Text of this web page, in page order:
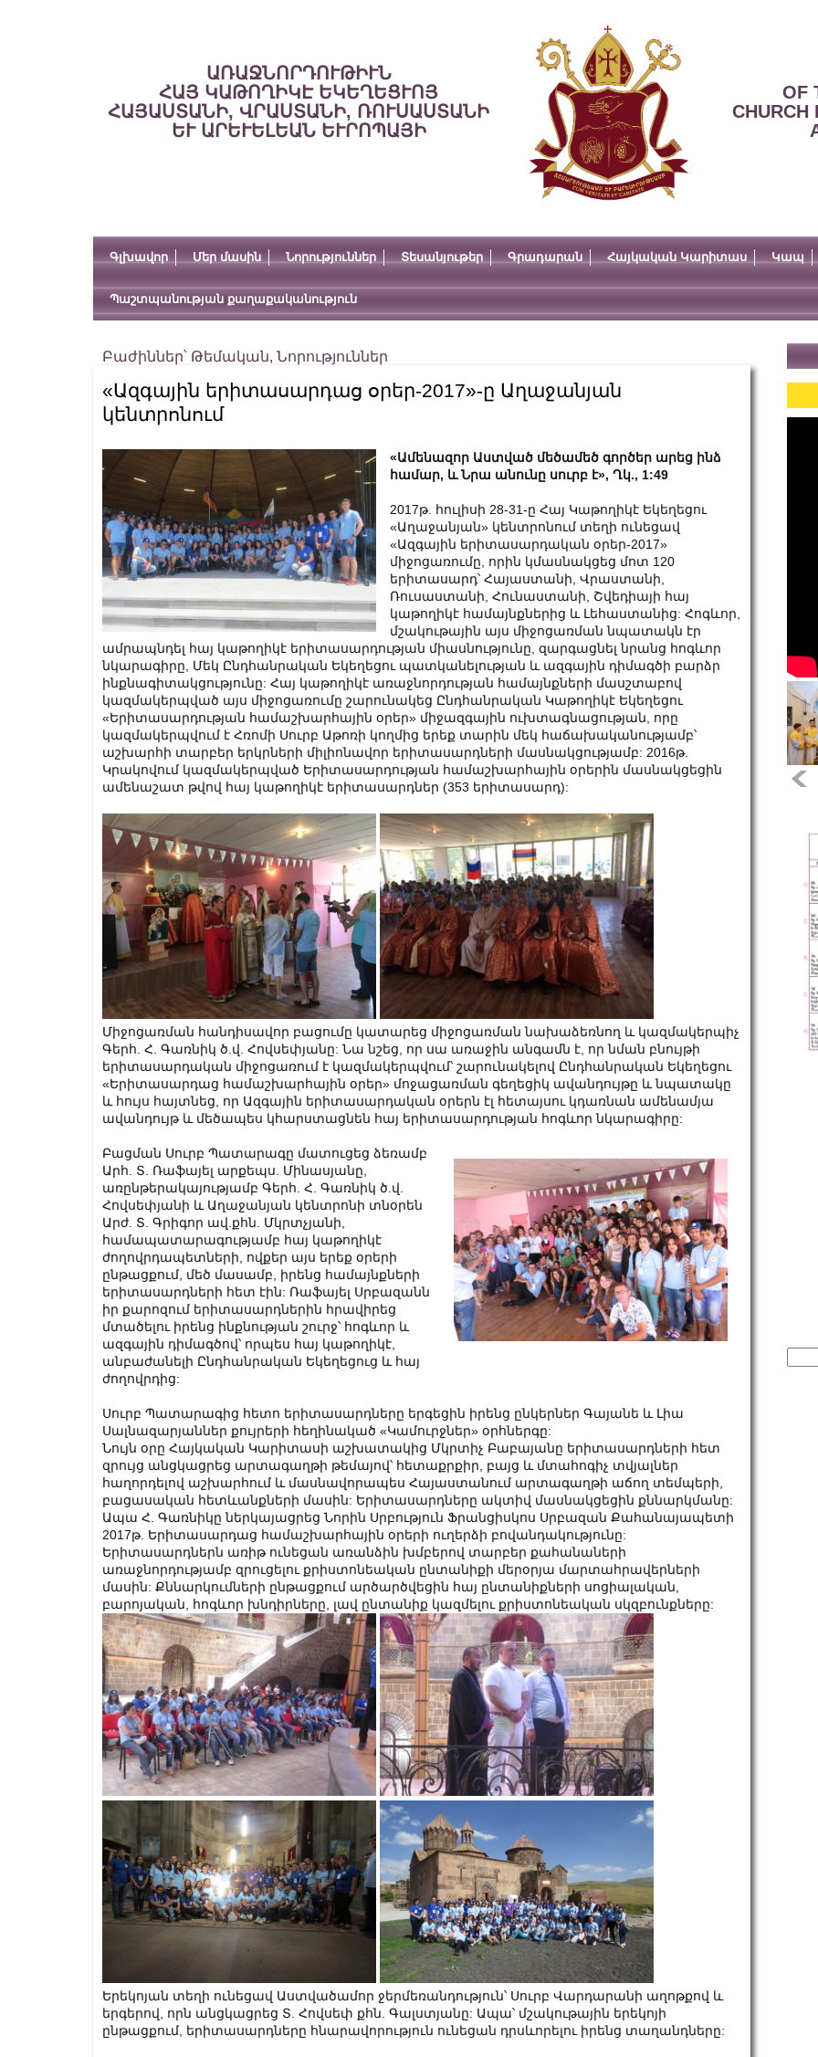
ԱՌԱՋՆՈՐԴՈՒԹԻՒՆ
ՀԱՅ ԿԱԹՈՂԻԿԷ ԵԿԵՂԵՑՒՈՅ
ՀԱՅԱՍՏԱՆԻ, ՎՐԱՍՏԱՆԻ, ՌՈՒՍԱՍՏԱՆԻ
ԵՒ ԱՐԵՒԵԼԵԱՆ ԵՒՐՈՊԱՅԻ
OF
CHURCH
Գլխավոր Մեր մասին Նորություններ Տեսանյութեր Գրադարան Հայկական Կարիտաս Կապ
Պաշտպանության քաղաքականություն
Բաժիններ՝ Թեմական, Նորություններ
«Ազգային երիտասարդաց օրեր-2017»-ը Աղաջանյան
կենտրոնում
«Ամենազոր Աստված մեծամեծ գործեր արեց ինձ
համար, և Նրա անունը սուրբ է», Ղկ., 1:49
2017թ. հուլիսի 28-31-ը Հայ Կաթողիկէ Եկեղեցու
«Աղաջանյան» կենտրոնում տեղի ունեցավ
«Ազգային երիտասարդական օրեր-2017»
միջոցառումը, որին կմասնակցեց մոտ 120
երիտասարդ՝ Հայաստանի, Վրաստանի,
Ռուսաստանի, Հունաստանի, Շվեդիայի հայ
կաթողիկէ համայնքներից և Լեհաստանից: Հոգևոր,
մշակութային այս միջոցառման նպատակն էր
ամրապնդել հայ կաթողիկէ երիտասարդության միասնությունը, զարգացնել նրանց հոգևոր
նկարագիրը, Մեկ Ընդհանրական Եկեղեցու պատկանելության և ազգային դիմագծի բարձր
ինքնագիտակցությունը: Հայ կաթողիկէ առաջնորդության համայնքների մասշտաբով
կազմակերպված այս միջոցառումը շարունակեց Ընդհանրական Կաթողիկէ Եկեղեցու
«Երիտասարդության համաշխարհային օրեր» միջազգային ուխտագնացության, որը
կազմակերպվում է Հռոմի Սուրբ Աթոռի կողմից երեք տարին մեկ հաճախականությամբ՝
աշխարհի տարբեր երկրների միլիոնավոր երիտասարդների մասնակցությամբ: 2016թ.
Կրակովում կազմակերպված Երիտասարդության համաշխարհային օրերին մասնակցեցին
ամենաշատ թվով հայ կաթողիկէ երիտասարդներ (353 երիտասարդ):
Միջոցառման հանդիսավոր բացումը կատարեց միջոցառման նախաձեռնող և կազմակերպիչ
Գերհ. Հ. Գառնիկ ծ.վ. Հովսեփյանը: Նա նշեց, որ սա առաջին անգամն է, որ նման բնույթի
երիտասարդական միջոցառում է կազմակերպվում՝ շարունակելով Ընդհանրական Եկեղեցու
«Երիտասարդաց համաշխարհային օրեր» մոջացառման գեղեցիկ ավանդույթը և նպատակը
և հույս հայտնեց, որ Ազգային երիտասարդական օրերն էլ հետայսու կդառնան ամենամյա
ավանդույթ և մեծապես կհարստացնեն հայ երիտասարդության հոգևոր նկարագիրը:
Բացման Սուրբ Պատարագը մատուցեց ձեռամբ
Արհ. Տ. Ռաֆայել արքեպս. Մինասյանը,
առընթերակայությամբ Գերհ. Հ. Գառնիկ ծ.վ.
Հովսեփյանի և Աղաջանյան կենտրոնի տնօրեն
Արժ. Տ. Գրիգոր ավ.քհն. Մկրտչյանի,
համապատարագությամբ հայ կաթողիկէ
ժողովրդապետների, ովքեր այս երեք օրերի
ընթացքում, մեծ մասամբ, իրենց համայնքների
երիտասարդների հետ էին: Ռաֆայել Սրբազանն
իր քարոզում երիտասարդներին հրավիրեց
մտածելու իրենց ինքնության շուրջ՝ հոգևոր և
ազգային դիմագծով՝ որպես հայ կաթողիկէ,
անբաժանելի Ընդհանրական Եկեղեցուց և հայ
ժողովրդից:
Սուրբ Պատարագից հետո երիտասարդները երգեցին իրենց ընկերներ Գայանե և Լիա
Սալնազարյաններ քույրերի հեղինակած «Կամուրջներ» օրհներգը:
Նույն օրը Հայկական Կարիտասի աշխատակից Մկրտիչ Բաբայանը երիտասարդների հետ
զրույց անցկացրեց արտագաղթի թեմայով՝ հետաքրքիր, բայց և մտահոգիչ տվյալներ
հաղորդելով աշխարհում և մասնավորապես Հայաստանում արտագաղթի աճող տեմպերի,
բացասական հետևանքների մասին: Երիտասարդները ակտիվ մասնակցեցին քննարկմանը:
Ապա Հ. Գառնիկը ներկայացրեց Նորին Սրբություն Ֆրանցիսկոս Սրբազան Քահանայապետի
2017թ. Երիտասարդաց համաշխարհային օրերի ուղերձի բովանդակությունը:
Երիտասարդներն առիթ ունեցան առանձին խմբերով տարբեր քահանաների
առաջնորդությամբ զրուցելու քրիստոնեական ընտանիքի մերօրյա մարտահրավերների
մասին: Քննարկումների ընթացքում արծարծվեցին հայ ընտանիքների սոցիալական,
բարոյական, հոգևոր խնդիրները, լավ ընտանիք կազմելու քրիստոնեական սկզբունքները:
Երեկոյան տեղի ունեցավ Աստվածամոր ջերմեռանդություն՝ Սուրբ Վարդարանի աղոթքով և
երգերով, որն անցկացրեց Տ. Հովսեփ քհն. Գալստյանը: Ապա՝ մշակութային երեկոյի
ընթացքում, երիտասարդները հնարավորություն ունեցան դրսևորելու իրենց տաղանդները:
for: